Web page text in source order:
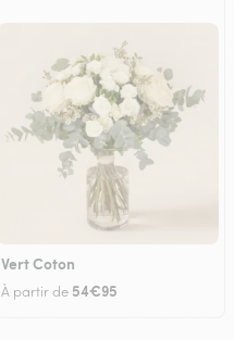
Vert Coton
À partir de 54€95